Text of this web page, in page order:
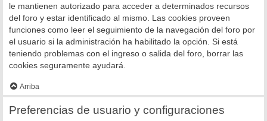
le mantienen autorizado para acceder a determinados recursos
del foro y estar identificado al mismo. Las cookies proveen
funciones como leer el seguimiento de la navegación del foro por
el usuario si la administración ha habilitado la opción. Si está
teniendo problemas con el ingreso o salida del foro, borrar las
cookies seguramente ayudará.
Arriba
Preferencias de usuario y configuraciones